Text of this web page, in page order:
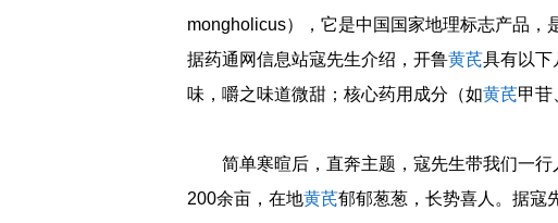
mongholicus），它是中国国家地理标志产品，
据药通网信息站寇先生介绍，开鲁黄芪具有以下
味，嚼之味道微甜；核心药用成分（如黄芪甲苷
简单寒暄后，直奔主题，寇先生带我们一行
200余亩，在地黄芪郁郁葱葱，长势喜人。据寇